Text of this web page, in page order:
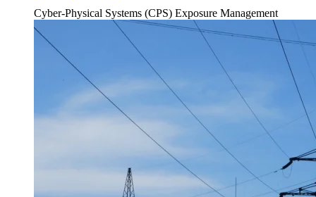
Cyber-Physical Systems (CPS) Exposure Management